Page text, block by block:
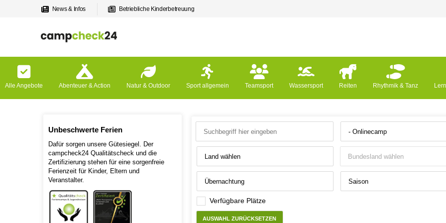
News & Infos Betriebliche Kinderbetreuung
Alle Angebote Abenteuer & Action Natur & Outdoor Sport allgemein Teamsport Wassersport Reiten Rhythmik & Tanz
Unbeschwerte Ferien
Dafür sorgen unsere Gütesiegel. Der
campcheck24 Qualitätscheck und die
Zertifizierung stehen für eine sorgenfreie
Ferienzeit für Kinder, Eltern und
Veranstalter.
Verfügbare Plätze
AUSWAHL ZURÜCKSETZEN